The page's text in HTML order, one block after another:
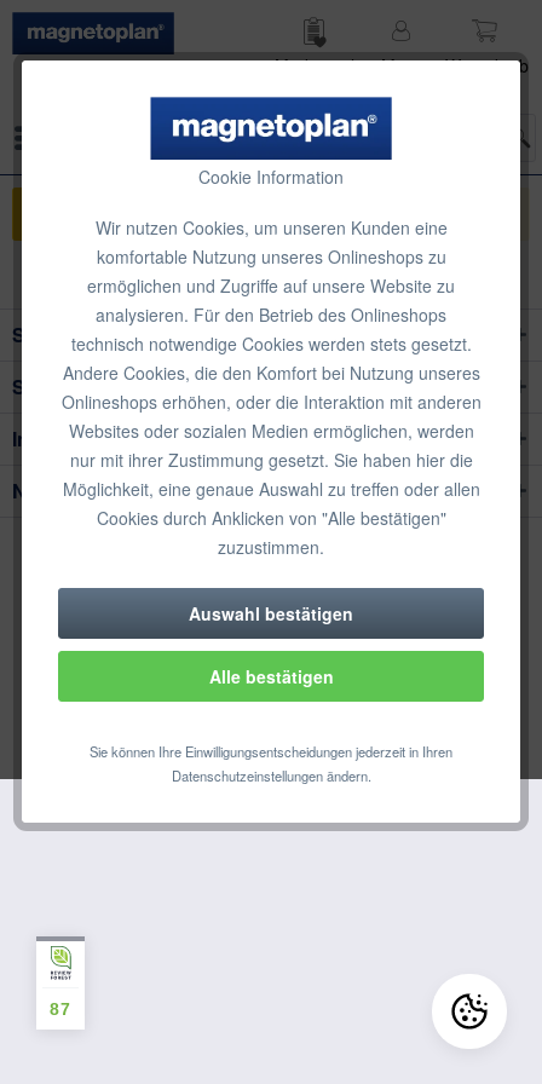
Merk­zettel
Mein
Waren­korb
Cookie Information
Wir nutzen Cookies, um unseren Kunden eine
komfortable Nutzung unseres Onlineshops zu
ermöglichen und Zugriffe auf unsere Website zu
analysieren. Für den Betrieb des Onlineshops
technisch notwendige Cookies werden stets gesetzt.
Andere Cookies, die den Komfort bei Nutzung unseres
Onlineshops erhöhen, oder die Interaktion mit anderen
Websites oder sozialen Medien ermöglichen, werden
nur mit ihrer Zustimmung gesetzt. Sie haben hier die
Möglichkeit, eine genaue Auswahl zu treffen oder allen
Cookies durch Anklicken von "Alle bestätigen"
zuzustimmen.
Technisch erforderlich
Komfortfunktionen
Auswahl bestätigen
Alle bestätigen
Sie können Ihre Einwilligungsentscheidungen jederzeit in Ihren
Datenschutzeinstellungen ändern.
Service Hotline
Shop Service
Informationen
Newsletter
* Alle Preise inkl. gesetzl. Mehrwertsteuer zzgl.
Nachnahmegebühren, wenn nicht anders beschrieben
Cookie preferences PDF-Download Über uns
Kontakt
Widerrufsrecht Datenschutz
87